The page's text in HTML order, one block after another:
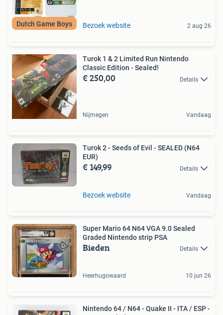
Dutch Game Boys Bezoek website 2 aug 26
Turok 1 & 2 Limited Run Nintendo
Classic Edition - Sealed!
€ 250,00 Details
Nijmegen Vandaag
Turok 2 - Seeds of Evil - SEALED (N64
EUR)
€ 149,99 Details
Bezoek website Vandaag
Super Mario 64 N64 VGA 9.0 Sealed
Graded Nintendo strip PSA
Bieden Details
Heerhugowaard 10 jun 26
Nintendo 64 / N64 - Quake II - ITA / ESP -